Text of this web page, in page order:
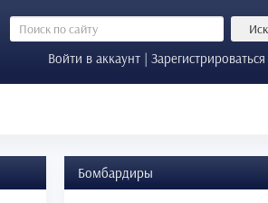
Войти в аккаунт | Зарегистрироваться
Бомбардиры